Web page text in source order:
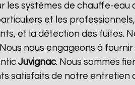
les systèmes de chauffe-
et les
et la détection des fuites.
nous engageons à
Juvignac. Nous sommes
satisfaits de notre entretien